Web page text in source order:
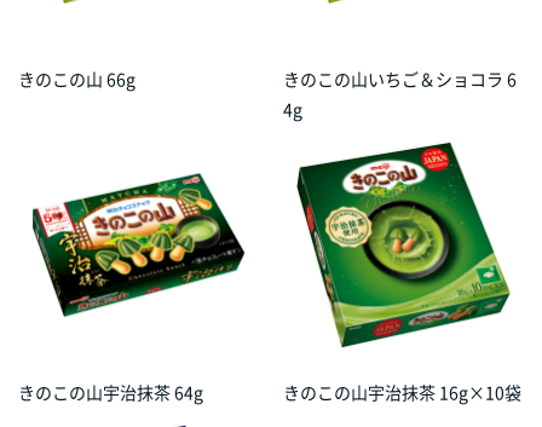
きのこの山 66g
きのこの山いちご＆ショコラ 6
4g
きのこの山宇治抹茶 64g きのこの山宇治抹茶 16g×10袋